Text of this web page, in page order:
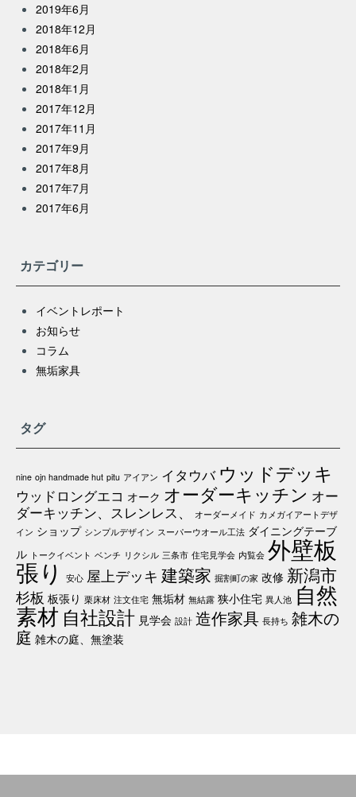
2019年6月
2018年12月
2018年6月
2018年2月
2018年1月
2017年12月
2017年11月
2017年9月
2017年8月
2017年7月
2017年6月
カテゴリー
イベントレポート
お知らせ
コラム
無垢家具
タグ
nine ojn handmade hut pitu アイアン イタウバ ウッドデッキ
ウッドロングエコ オーク オーダーキッチン オー
ダーキッチン、スレンレス、
オーダーメイド カメガイアートデザ
イン ショップ シンプルデザイン スーパーウオール工法 ダイニングテーブ
ル トークイベント ベンチ リクシル 三条市 住宅見学会 内覧会 外壁板
張り 安心 屋上デッキ 建築家 掘割町の家 改修 新潟市
杉板 板張り 栗床材 注文住宅 無垢材 無結露 狭小住宅 異人池 自然
素材 自社設計 見学会 設計 造作家具 長持ち 雑木の
庭 雑木の庭、無塗装